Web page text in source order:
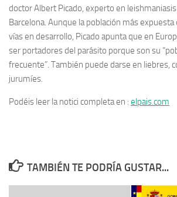
doctor Albert Picado, experto en
Barcelona. Aunque la población más expuesta
vías en desarrollo, Picado apunta que en
ser portadores del parásito porque son su
frecuente”. También puede darse en liebres,
jurumíes.
Podéis leer la notici completa en : elpais.com
TAMBIÉN TE PODRÍA GUSTAR...